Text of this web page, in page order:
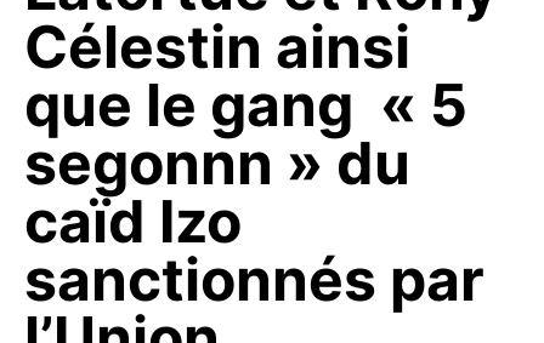
Célestin ainsi
que le gang « 5
segonnn » du
caïd Izo
sanctionnés par